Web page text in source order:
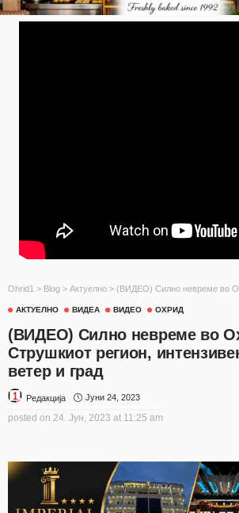
Ohrid1 > Blog > Актуелно > (ВИДЕО) Силно невреме во Охридско-Струшкиот
АКТУЕЛНО ВИДЕА ВИДЕО ОХРИД
(ВИДЕО) Силно невреме во
Струшкиот регион,
ветер и град
Редакција Јуни 24, 2023
posted on 24. Јун, 2023 at 11:25 am